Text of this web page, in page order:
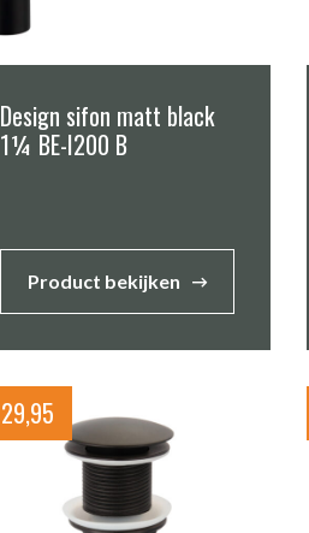
Design sifon matt black
1¼ BE-I200 B
Product bekijken
29,95